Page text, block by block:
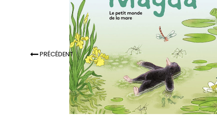
PRÉCÉDENT